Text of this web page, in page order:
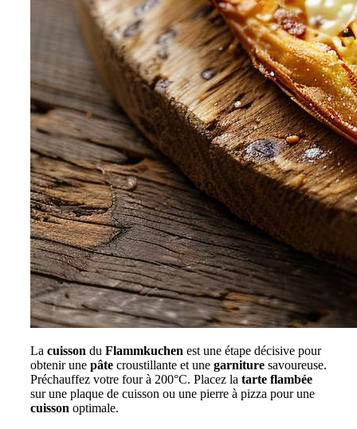
La cuisson du Flammkuchen est une étape décisive pour
obtenir une pâte croustillante et une garniture savoureuse.
Préchauffez votre four à 200°C. Placez la tarte flambée
sur une plaque de cuisson ou une pierre à pizza pour une
cuisson optimale.